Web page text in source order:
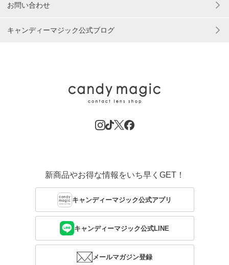
お問い合わせ
キャンディーマジック公式ブログ
新商品やお得な情報をいち早くGET！
キャンディーマジック公式アプリ
キャンディーマジック公式LINE
メールマガジン登録